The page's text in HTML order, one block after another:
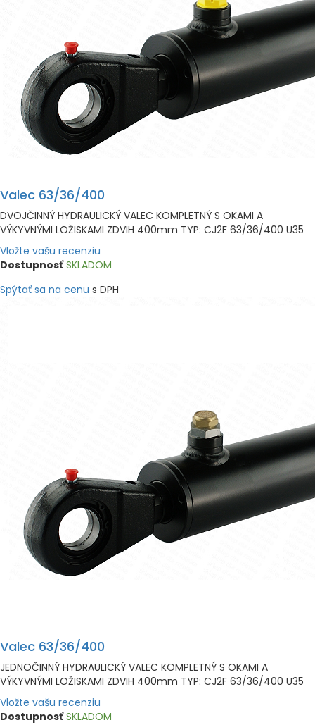
Valec 63/36/400
DVOJČINNÝ HYDRAULICKÝ VALEC KOMPLETNÝ S OKAMI A
VÝKYVNÝMI LOŽISKAMI ZDVIH 400mm TYP: CJ2F 63/36/400 U35
Vložte vašu recenziu
Dostupnosť SKLADOM
Spýtať sa na cenu s DPH
Valec 63/36/400
JEDNOČINNÝ HYDRAULICKÝ VALEC KOMPLETNÝ S OKAMI A
VÝKYVNÝMI LOŽISKAMI ZDVIH 400mm TYP: CJ2F 63/36/400 U35
Vložte vašu recenziu
Dostupnosť SKLADOM